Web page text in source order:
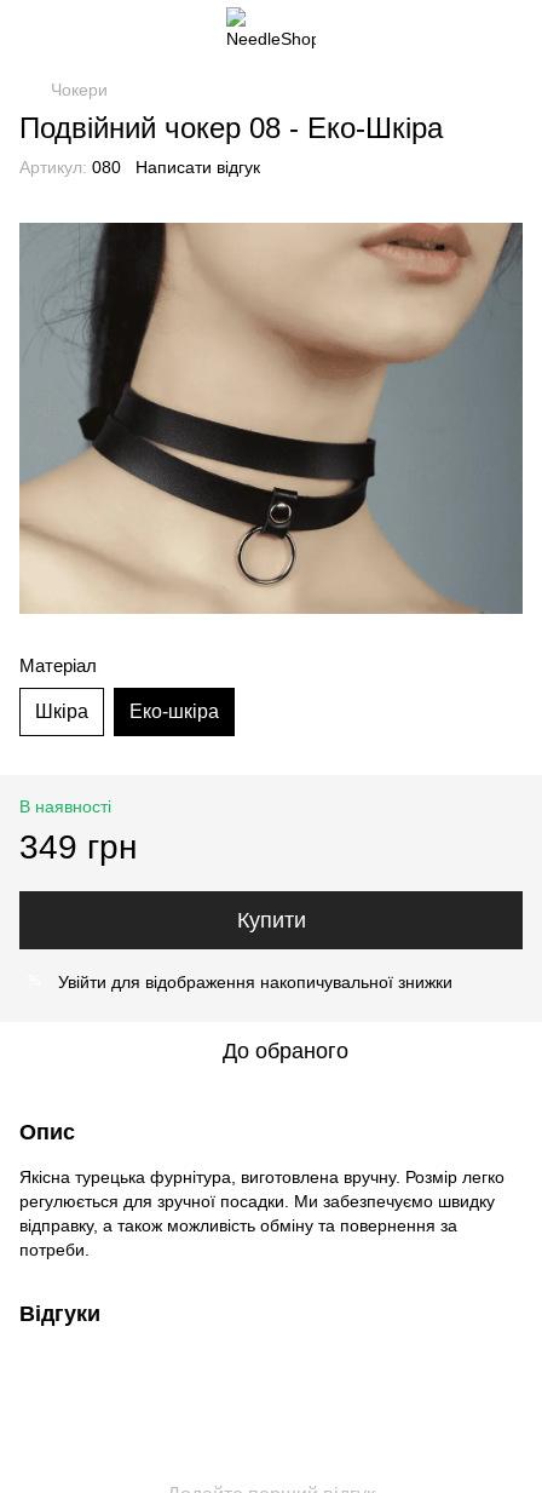
Чокери
Подвійний чокер 08 - Еко-Шкіра
Артикул: 080 Написати відгук
Матеріал
Шкіра Еко-шкіра
В наявності
349 грн
Купити
Увійти для відображення накопичувальної знижки
До обраного
Опис
Якісна турецька фурнітура, виготовлена вручну. Розмір легко
регулюється для зручної посадки. Ми забезпечуємо швидку
відправку, а також можливість обміну та повернення за
потреби.
Відгуки